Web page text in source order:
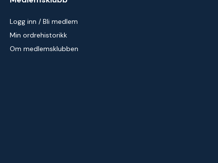
Logg inn / Bli medlem
Min ordrehistorikk
Om medlemsklubben